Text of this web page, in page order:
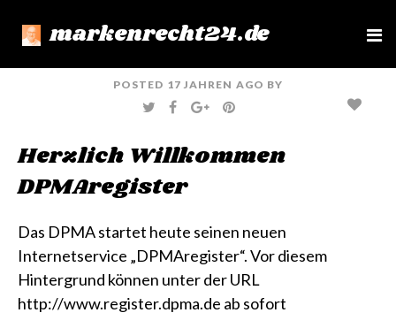
markenrecht24.de
e
POSTED 17 JAHREN AGO BY
T
W
T
E
F
A
B
O
G
O
E
P
I
R
Herzlich Willkommen
DPMAregister
Das DPMA startet heute seinen neuen
Internetservice „DPMAregister“. Vor diesem
Hintergrund können unter derURL
http://www.register.dpma.de ab sofort